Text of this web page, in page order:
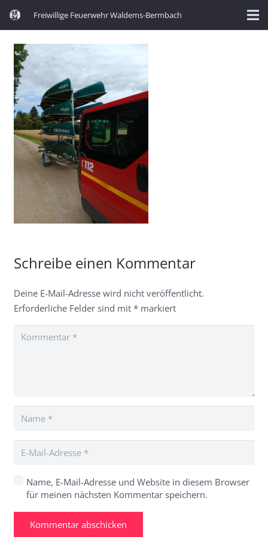
Freiwillige Feuerwehr Waldems-Bermbach
Schreibe einen Kommentar
Deine E-Mail-Adresse wird nicht veröffentlicht.
Erforderliche Felder sind mit *markiert
Name, E-Mail-Adresse und Website in diesem Browser
für meinen nächsten Kommentar speichern.
Kommentar abschicken